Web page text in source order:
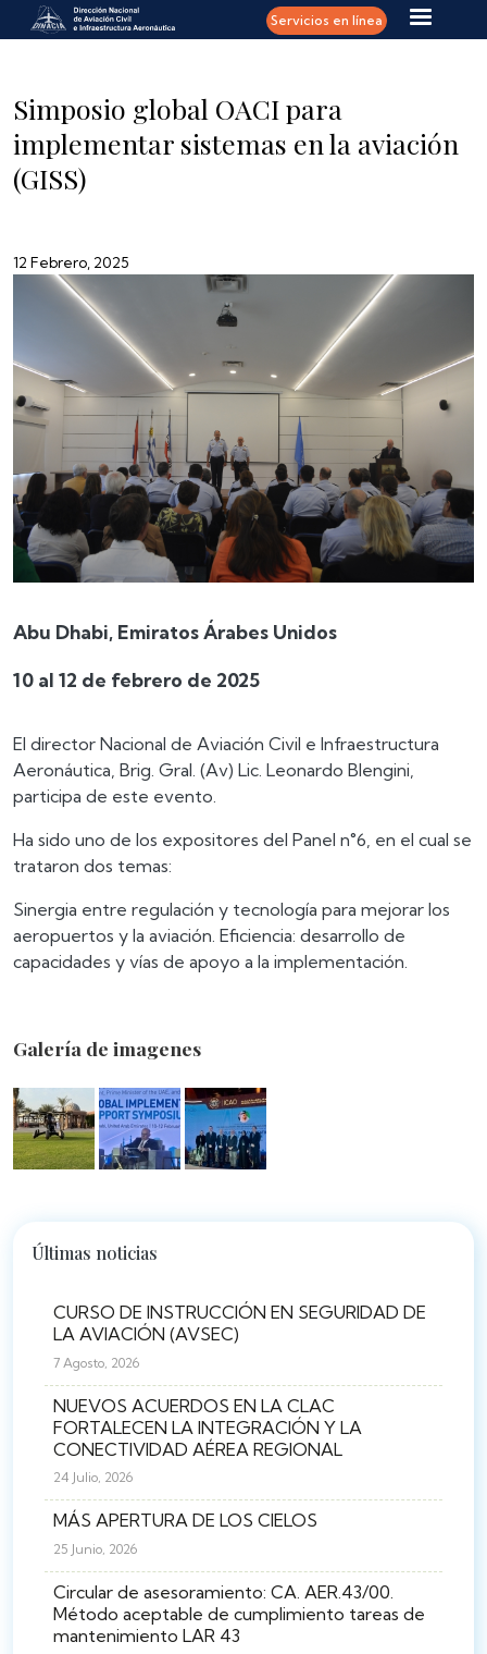
Pasar al contenido principal Servicios en línea
Simposio global OACI para
implementar sistemas en la aviación
(GISS)
12 Febrero, 2025
Abu Dhabi, Emiratos Árabes Unidos
10 al 12 de febrero de 2025
El director Nacional de Aviación Civil e Infraestructura
Aeronáutica, Brig. Gral. (Av) Lic. Leonardo Blengini,
participa de este evento.
Ha sido uno de los expositores del Panel n°6, en el cual se
trataron dos temas:
Sinergia entre regulación y tecnología para mejorar los
aeropuertos y la aviación. Eficiencia: desarrollo de
capacidades y vías de apoyo a la implementación.
Galería de imagenes
Últimas noticias
CURSO DE INSTRUCCIÓN EN SEGURIDAD DE
LA AVIACIÓN (AVSEC)
7 Agosto, 2026
NUEVOS ACUERDOS EN LA CLAC
FORTALECEN LA INTEGRACIÓN Y LA
CONECTIVIDAD AÉREA REGIONAL
24 Julio, 2026
MÁS APERTURA DE LOS CIELOS
25 Junio, 2026
Circular de asesoramiento: CA. AER.43/00.
Método aceptable de cumplimiento tareas de
mantenimiento LAR 43